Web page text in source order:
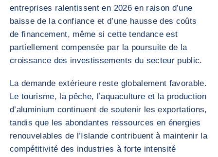
entreprises ralentissent en 2026 en raison d’une
baisse de la confiance et d’une hausse des coûts
de financement, même si cette tendance est
partiellement compensée par la poursuite de la
croissance des investissements du secteur public.
La demande extérieure reste globalement favorable.
Le tourisme, la pêche, l’aquaculture et la production
d’aluminium continuent de soutenir les exportations,
tandis que les abondantes ressources en énergies
renouvelables de l’Islande contribuent à maintenir la
compétitivité des industries à forte intensité